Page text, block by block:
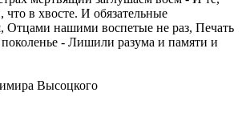
в хвосте. И обязательные
Отцами нашими воспетые не раз, Печать
- Лишили разума и памяти и
Высоцкого